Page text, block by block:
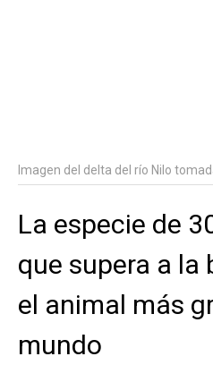
Imagen del delta del río Nilo
La especie de
que supera a la
el animal más
mundo